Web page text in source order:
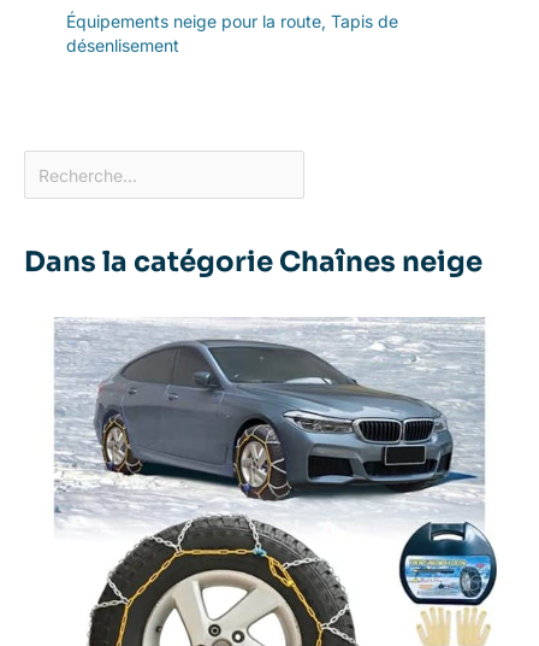
Équipements neige pour la route, Tapis de
désenlisement
Dans la catégorie Chaînes neige